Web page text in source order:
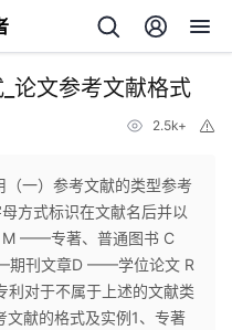
论文参考文献格式
2.5k+
（一）参考文献的类型参考
方式标识在文献名后并以
M ——专著、普通图书 C
刊文章D ——学位论文 R
于不属于上述的文献类
文献的格式及实例1、专著